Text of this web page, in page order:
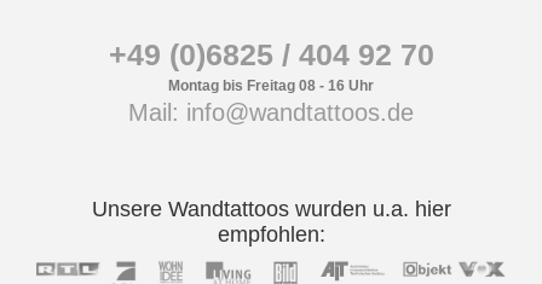
+49 (0)6825 / 404 92 70
Montag bis Freitag 08 - 16 Uhr
Mail: info@wandtattoos.de
Unsere Wandtattoos wurden u.a. hier
empfohlen: